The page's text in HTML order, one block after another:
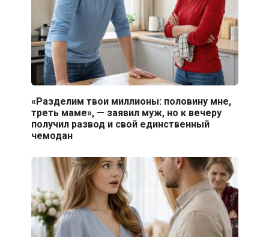
«Разделим твои миллионы: половину мне,
треть маме», — заявил муж, но к вечеру
получил развод и свой единственный
чемодан